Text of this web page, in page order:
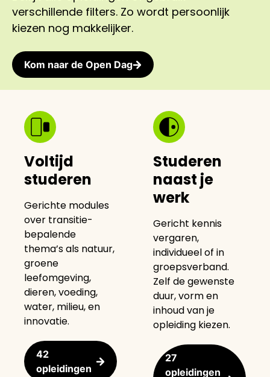
verschillende filters. Zo wordt persoonlijk
kiezen nog makkelijker.
Kom naar de Open Dag
Voltijd
studeren
Gerichte modules
over transitie-
bepalende
thema’s als natuur,
groene
leefomgeving,
dieren, voeding,
water, milieu, en
innovatie.
42
opleidingen
Studeren
naast je
werk
Gericht kennis
vergaren,
individueel of in
groepsverband.
Zelf de gewenste
duur, vorm en
inhoud van je
opleiding kiezen.
27
opleidingen